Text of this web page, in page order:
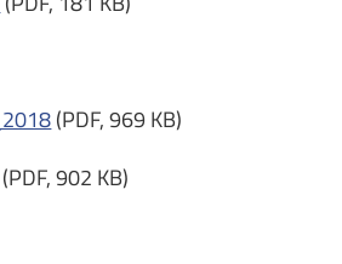
(PDF, 969 KB)
(PDF, 902 KB)